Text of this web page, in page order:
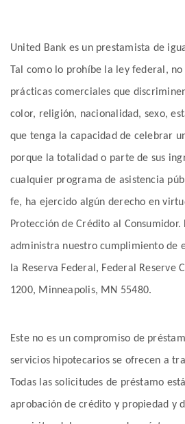
United Bank es un prestamista de
Tal como lo prohíbe la ley federal,
prácticas comerciales que
color, religión, nacionalidad, sexo,
que tenga la capacidad de celebrar
porque la totalidad o parte de sus
cualquier programa de asistencia
fe, ha ejercido algún derecho en
Protección de Crédito al
administra nuestro cumplimiento de
la Reserva Federal, Federal Reserve
1200, Minneapolis, MN 55480.
Este no es un compromiso de
servicios hipotecarios se ofrecen a
Todas las solicitudes de préstamo
aprobación de crédito y propiedad y